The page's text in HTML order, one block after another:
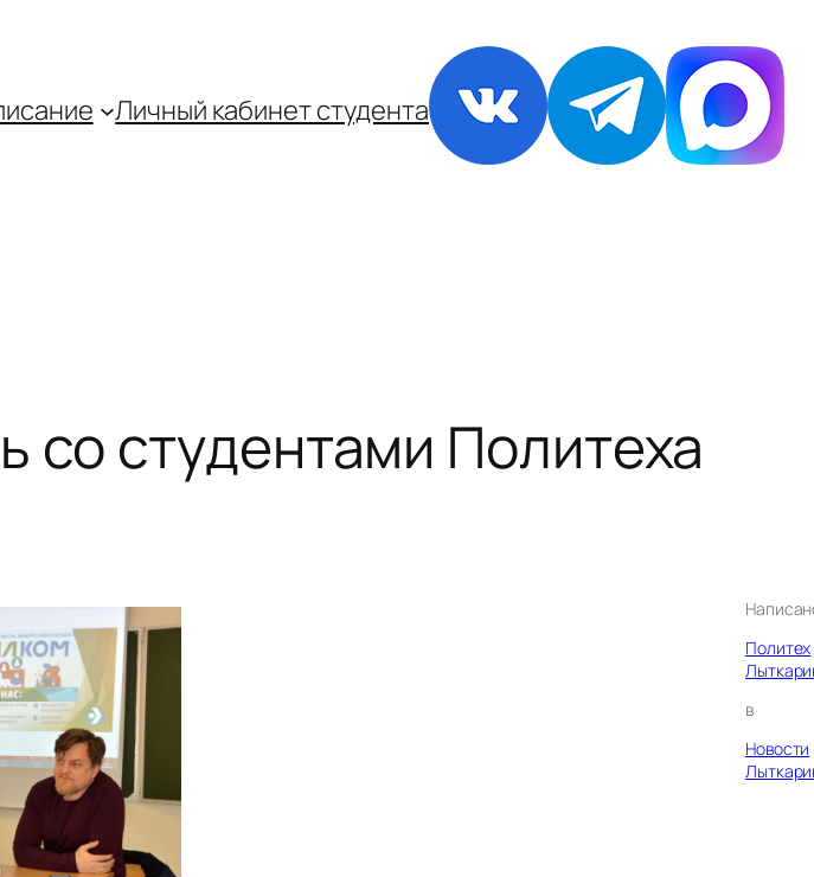
Личный кабинет студента
со студентами Политеха
Политех
в
Новости